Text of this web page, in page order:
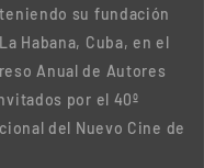
su fundación
Habana, Cuba, en el
Anual de Autores
por el 40º
del Nuevo Cine de